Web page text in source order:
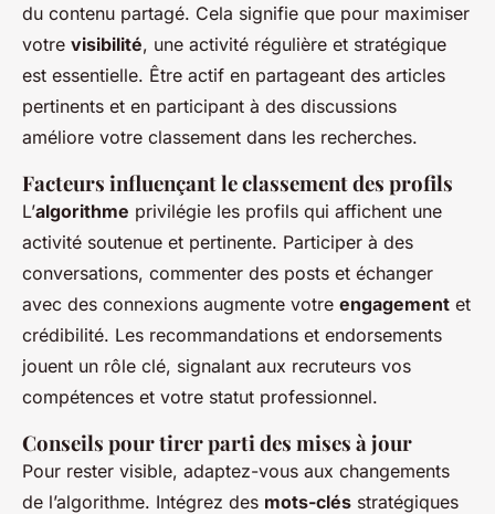
du contenu partagé. Cela signifie que pour maximiser
votre visibilité, une activité régulière et stratégique
est essentielle. Être actif en partageant des articles
pertinents et en participant à des discussions
améliore votre classement dans les recherches.
Facteurs influençant le classement des profils
L’algorithme privilégie les profils qui affichent une
activité soutenue et pertinente. Participer à des
conversations, commenter des posts et échanger
avec des connexions augmente votre engagement et
crédibilité. Les recommandations et endorsements
jouent un rôle clé, signalant aux recruteurs vos
compétences et votre statut professionnel.
Conseils pour tirer parti des mises à jour
Pour rester visible, adaptez-vous aux changements
de l’algorithme. Intégrez des mots-clés stratégiques